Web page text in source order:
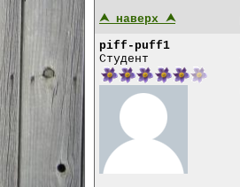
⮝ наверх ⮝
piff-puff1
Студент